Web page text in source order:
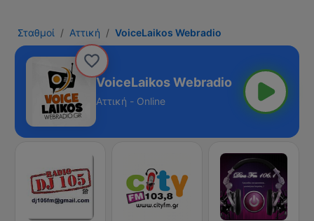
Σταθμοί Αττική VoiceLaikos Webradio
VoiceLaikos Webradio
Αττική - Online